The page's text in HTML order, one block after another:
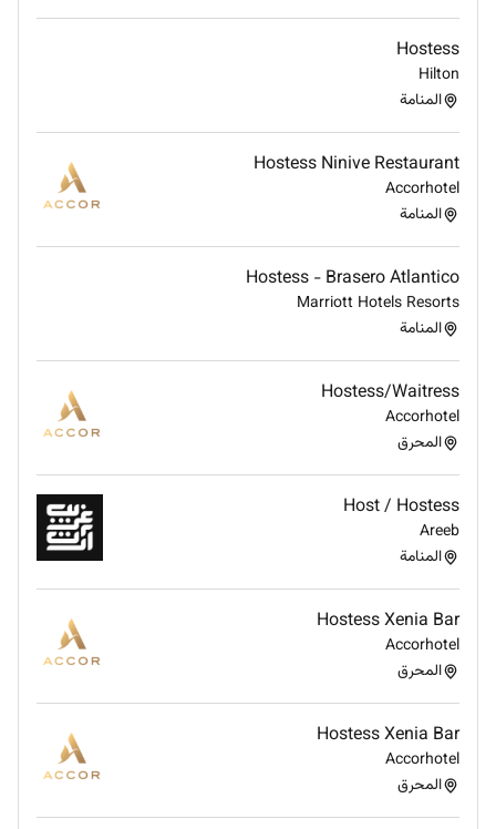
Hostess
Hilton
المنامة
Hostess Ninive Restaurant
Accorhotel
المنامة
Hostess - Brasero Atlantico
Marriott Hotels Resorts
المنامة
Hostess/Waitress
Accorhotel
المحرق
Host / Hostess
Areeb
المنامة
Hostess Xenia Bar
Accorhotel
المحرق
Hostess Xenia Bar
Accorhotel
المحرق